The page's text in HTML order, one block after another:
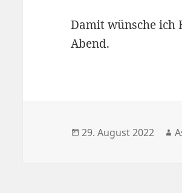
Damit wünsche ich
Abend.
Veröffentlicht
29. August 2022